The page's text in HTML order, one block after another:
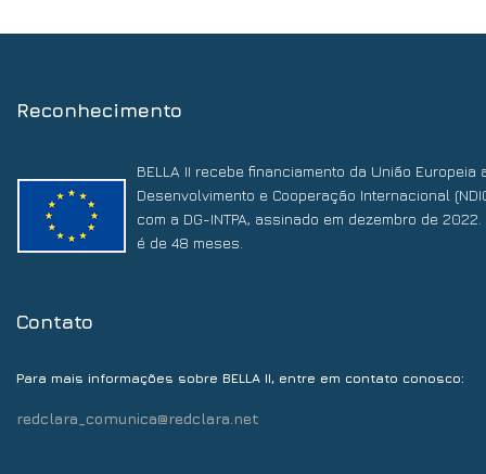
Reconhecimento
BELLA II recebe financiamento da União
Desenvolvimento e Cooperação Internacional
com a DG-INTPA, assinado em dezembro de
é de 48 meses.
Contato
Para mais informações sobre BELLA II, entre em contato conosco:
redclara_comunica@redclara.net